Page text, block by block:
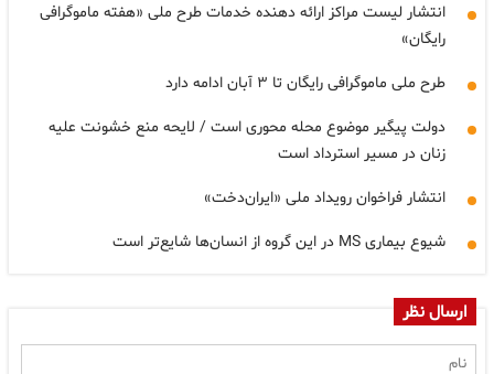
انتشار لیست مراکز ارائه دهنده خدمات طرح ملی «هفته ماموگرافی
رایگان»
طرح ملی ماموگرافی رایگان تا ۳ آبان ادامه دارد
دولت پیگیر موضوع محله محوری است / لایحه منع خشونت علیه
زنان در مسیر استرداد است
انتشار فراخوان رویداد ملی «ایران‌دخت»
شیوع بیماری MS در این گروه از انسان‌ها شایع‌تر است
ارسال نظر